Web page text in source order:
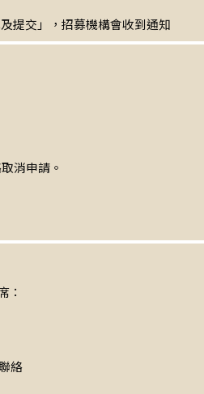
提交」，招募機構會收到通知
消申請。
：
絡